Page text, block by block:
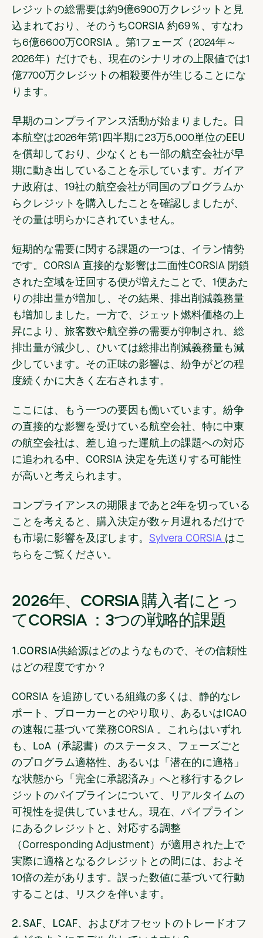
レジットの総需要は約9億6900万クレジットと見
込まれており、そのうちCORSIA 約69％、すなわ
ち6億6600万CORSIA 。第1フェーズ（2024年～
2026年）だけでも、現在のシナリオの上限値では1
億7700万クレジットの相殺要件が生じることにな
ります。
早期のコンプライアンス活動が始まりました。日
本航空は2026年第1四半期に23万5,000単位のEEU
を償却しており、少なくとも一部の航空会社が早
期に動き出していることを示しています。ガイア
ナ政府は、19社の航空会社が同国のプログラムか
らクレジットを購入したことを確認しましたが、
その量は明らかにされていません。
短期的な需要に関する課題の一つは、イラン情勢
です。CORSIA 直接的な影響は二面性CORSIA 閉鎖
された空域を迂回する便が増えたことで、1便あた
りの排出量が増加し、その結果、排出削減義務量
も増加しました。一方で、ジェット燃料価格の上
昇により、旅客数や航空券の需要が抑制され、総
排出量が減少し、ひいては総排出削減義務量も減
少しています。その正味の影響は、紛争がどの程
度続くかに大きく左右されます。
ここには、もう一つの要因も働いています。紛争
の直接的な影響を受けている航空会社、特に中東
の航空会社は、差し迫った運航上の課題への対応
に追われる中、CORSIA 決定を先送りする可能性
が高いと考えられます。
コンプライアンスの期限まであと2年を切っている
ことを考えると、購入決定が数ヶ月遅れるだけで
も市場に影響を及ぼします。 Sylvera CORSIA はこ
ちらをご覧ください。
2026年、CORSIA 購入者にとっ
てCORSIA ：3つの戦略的課題
1.CORSIA供給源はどのようなもので、その信頼性
はどの程度ですか？
CORSIA を追跡している組織の多くは、静的なレ
ポート、ブローカーとのやり取り、あるいはICAO
の速報に基づいて業務CORSIA 。これらはいずれ
も、LoA（承認書）のステータス、フェーズごと
のプログラム適格性、あるいは「潜在的に適格」
な状態から「完全に承認済み」へと移行するクレ
ジットのパイプラインについて、リアルタイムの
可視性を提供していません。現在、パイプライン
にあるクレジットと、対応する調整
（Corresponding Adjustment）が適用された上で
実際に適格となるクレジットとの間には、およそ
10倍の差があります。誤った数値に基づいて行動
することは、リスクを伴います。
2. SAF、LCAF、およびオフセットのトレードオフ